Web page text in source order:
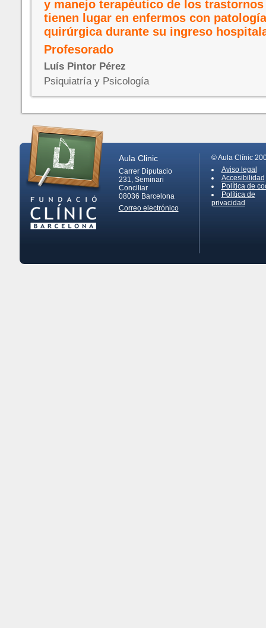
y manejo terapéutico de los
tienen lugar en enfermos con
quirúrgica durante su ingreso
Profesorado
Luís Pintor Pérez
Psiquiatría y Psicología
Aula Clinic
Carrer Diputacio
231, Seminari
Conciliar
08036 Barcelona
Correo electrónico
© Aula Clínic
Aviso legal
Accesibilidad
Política de
Política de
privacidad